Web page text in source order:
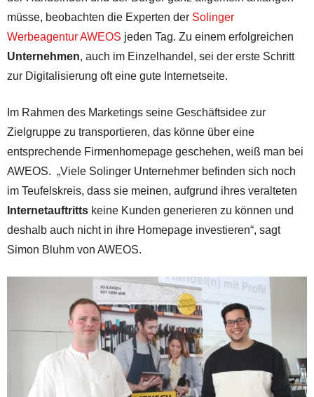
müsse, beobachten die Experten der Solinger
Werbeagentur AWEOS jeden Tag. Zu einem erfolgreichen
Unternehmen, auch im Einzelhandel, sei der erste Schritt
zur Digitalisierung oft eine gute Internetseite.
Im Rahmen des Marketings seine Geschäftsidee zur
Zielgruppe zu transportieren, das könne über eine
entsprechende Firmenhomepage geschehen, weiß man bei
AWEOS. „Viele Solinger Unternehmer befinden sich noch
im Teufelskreis, dass sie meinen, aufgrund ihres veralteten
Internetauftritts keine Kunden generieren zu können und
deshalb auch nicht in ihre Homepage investieren“, sagt
Simon Bluhm von AWEOS.